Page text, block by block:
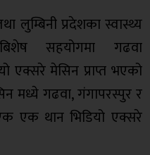
लुम्बिनी प्रदेशका स्वास्थ्य
सहयोगमा गढवा
एक्सरे मेसिन प्राप्त भएको
मध्ये गढवा, गंगापरस्पुर र
एक थान भिडियो एक्सरे